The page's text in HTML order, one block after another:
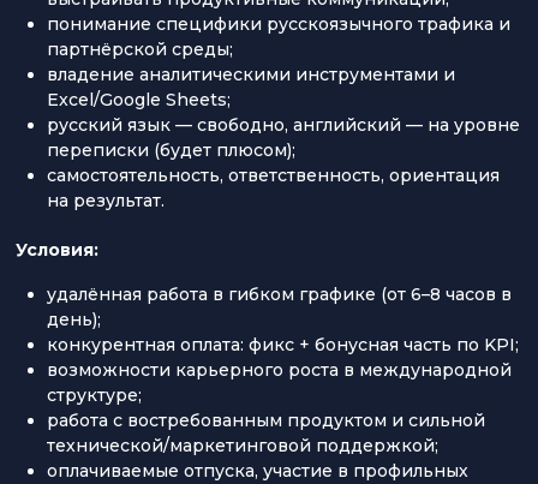
понимание специфики русскоязычного трафика и
партнёрской среды;
владение аналитическими инструментами и
Excel/Google Sheets;
русский язык — свободно, английский — на уровне
переписки (будет плюсом);
самостоятельность, ответственность, ориентация
на результат.
Условия:
удалённая работа в гибком графике (от 6–8 часов в
день);
конкурентная оплата: фикс + бонусная часть по KPI;
возможности карьерного роста в международной
структуре;
работа с востребованным продуктом и сильной
технической/маркетинговой поддержкой;
оплачиваемые отпуска, участие в профильных